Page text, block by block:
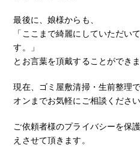
最後に、娘様からも、
「ここまで綺麗にしていただい
す。」
とお言葉を頂戴することができま
現在、ゴミ屋敷清掃・生前整理
オンまでお気軽にご相談ください
ご依頼者様のプライバシーを保
えさせて頂きます。